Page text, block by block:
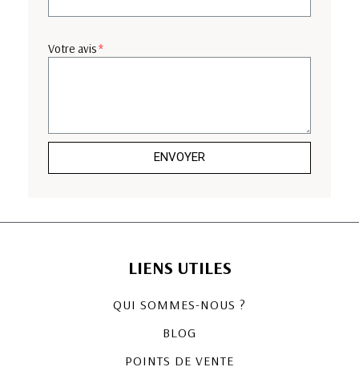
Votre avis
ENVOYER
LIENS UTILES
QUI SOMMES-NOUS ?
BLOG
POINTS DE VENTE